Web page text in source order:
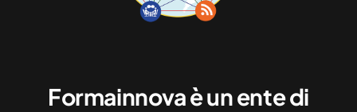
Formainnova è un ente di